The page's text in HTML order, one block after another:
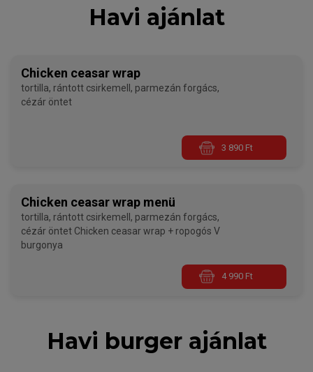
Havi ajánlat
Chicken ceasar wrap
tortilla, rántott csirkemell, parmezán forgács,
cézár öntet
3 890 Ft
Chicken ceasar wrap menü
tortilla, rántott csirkemell, parmezán forgács,
cézár öntet Chicken ceasar wrap + ropogós V
burgonya
4 990 Ft
Havi burger ajánlat